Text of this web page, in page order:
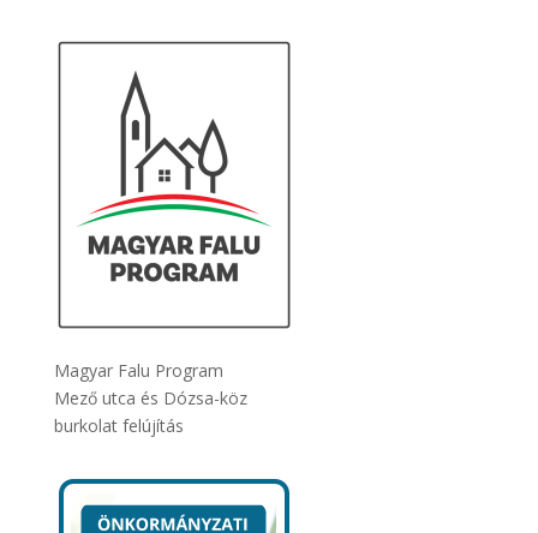
Magyar Falu Program
Mező utca és Dózsa-köz
burkolat felújítás